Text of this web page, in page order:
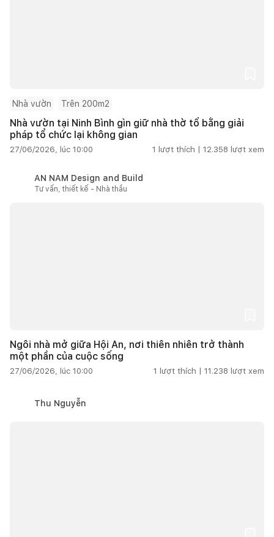
Nhà vườn Trên 200m2
Nhà vườn tại Ninh Bình gìn giữ nhà thờ tổ bằng giải
pháp tổ chức lại không gian
27/06/2026, lúc 10:00 1 lượt thích | 12.358 lượt xem
AN NAM Design and Build
Tư vấn, thiết kế - Nhà thầu
Ngôi nhà mở giữa Hội An, nơi thiên nhiên trở thành
một phần của cuộc sống
27/06/2026, lúc 10:00 1 lượt thích | 11.238 lượt xem
Thu Nguyễn